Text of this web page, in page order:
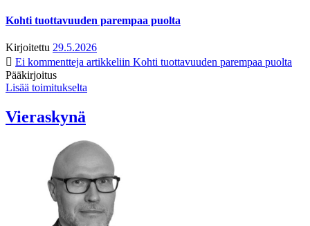
Kohti tuottavuuden parempaa puolta
Kirjoitettu 29.5.2026
Ei kommentteja artikkeliin Kohti tuottavuuden parempaa puolta
Pääkirjoitus
Lisää toimitukselta
Vieraskynä